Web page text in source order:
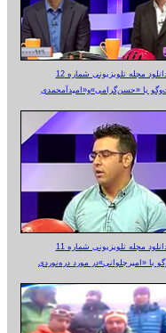
مجله تلویزیونی شماره 12
مجله تلویزیونی شماره 11
با «امیرجلوانی»در مورد دره‌نوردی